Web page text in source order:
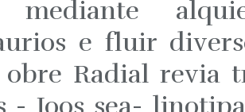
mediante
e fluir
Radial revia
- Joos sea-